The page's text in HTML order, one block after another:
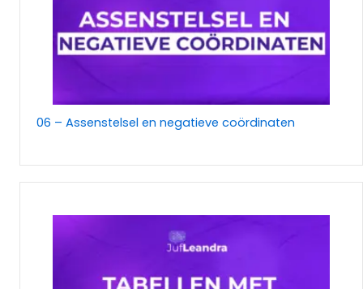
06 – Assenstelsel en negatieve coördinaten